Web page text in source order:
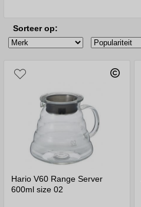
Sorteer op:
Hario V60 Range Server
600ml size 02